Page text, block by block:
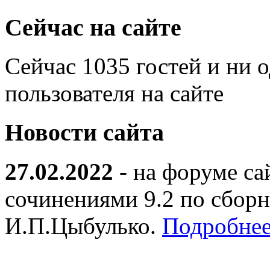
Сейчас на сайте
Сейчас 1035 гостей и ни
пользователя на сайте
Новости сайта
27.02.2022 - на форуме
сочинениями 9.2 по
И.П.Цыбулько.